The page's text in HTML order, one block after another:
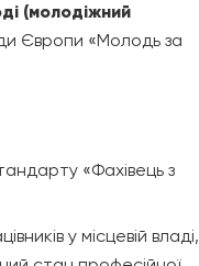
(молодіжний
Європи «Молодь за
«Фахівець з
у місцевій владі,